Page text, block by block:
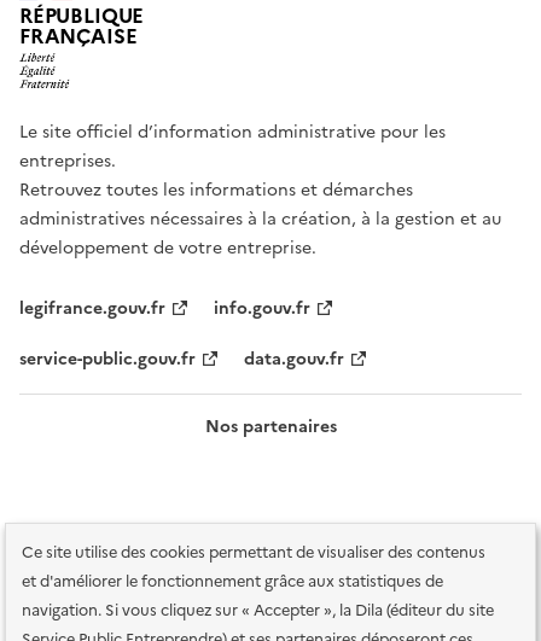
Ce site utilise des cookies permettant de visualiser des contenus
et d'améliorer le fonctionnement grâce aux statistiques de
navigation. Si vous cliquez sur « Accepter », la Dila (éditeur du site
RÉPUBLIQUE
FRANÇAISE
Le site officiel d’information administrative pour les
entreprises.
Retrouvez toutes les informations et démarches
administratives nécessaires à la création, à la gestion et au
développement de votre entreprise.
legifrance.gouv.fr
info.gouv.fr
service-public.gouv.fr
data.gouv.fr
Nos partenaires